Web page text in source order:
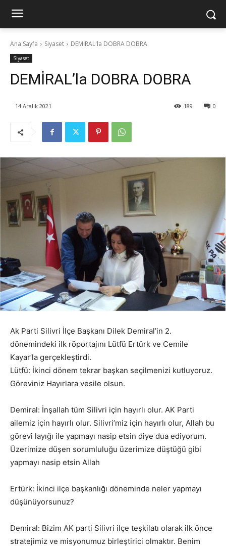
Ana Sayfa Siyaset DEMİRAL'la DOBRA DOBRA
Siyaset
DEMİRAL’la DOBRA DOBRA
14 Aralık 2021 0
189
Ak Parti Silivri İlçe Başkanı Dilek Demiral’in 2.
dönemindeki ilk röportajını Lütfü Ertürk ve Cemile
Kayar’la gerçekleştirdi.
Lütfü: İkinci dönem tekrar başkan seçilmenizi kutluyoruz.
Göreviniz Hayırlara vesile olsun.
Demiral: İnşallah tüm Silivri için hayırlı olur. AK Parti
ailemiz için hayırlı olur. Silivri’miz için hayırlı olur, Allah bu
görevi layığı ile yapmayı nasip etsin diye dua ediyorum.
Üzerimize düşen sorumluluğu üzerimize düştüğü gibi
yapmayı nasip etsin Allah
Ertürk: İkinci ilçe başkanlığı döneminde neler yapmayı
düşünüyorsunuz?
Demiral: Bizim AK parti Silivri ilçe teşkilatı olarak ilk önce
stratejimiz ve misyonumuz birleştirici olmaktır. Benim